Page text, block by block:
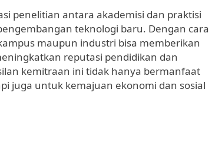
penelitian antara akademisi dan praktisi
teknologi baru. Dengan cara
maupun industri bisa memberikan
reputasi pendidikan dan
kemitraan ini tidak hanya bermanfaat
juga untuk kemajuan ekonomi dan sosial